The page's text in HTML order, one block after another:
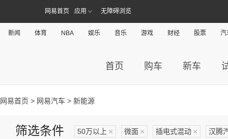
网易首页 应用 无障碍浏览
新闻 体育 NBA 娱乐 音乐 游戏 财经 股票 汽
首页 购车 新车
网易首页 > 网易汽车 > 新能源
筛选条件 50万以上 × 微面 × 插电式混动 × 汉腾